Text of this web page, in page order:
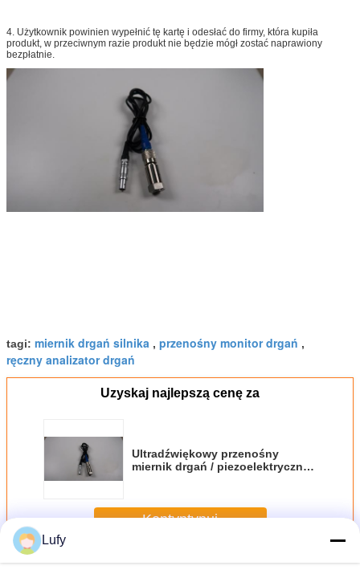
4. Użytkownik powinien wypełnić tę kartę i odesłać do firmy, która kupiła
produkt, w przeciwnym razie produkt nie będzie mógł zostać naprawiony
bezpłatnie.
tagi: miernik drgań silnika , przenośny monitor drgań ,
ręczny analizator drgań
Uzyskaj najlepszą cenę za
Ultradźwiękowy przenośny
miernik drgań / piezoelektryczny
Kontyntynuj
JeszczePrzenośny miernik wibracji
Lufy